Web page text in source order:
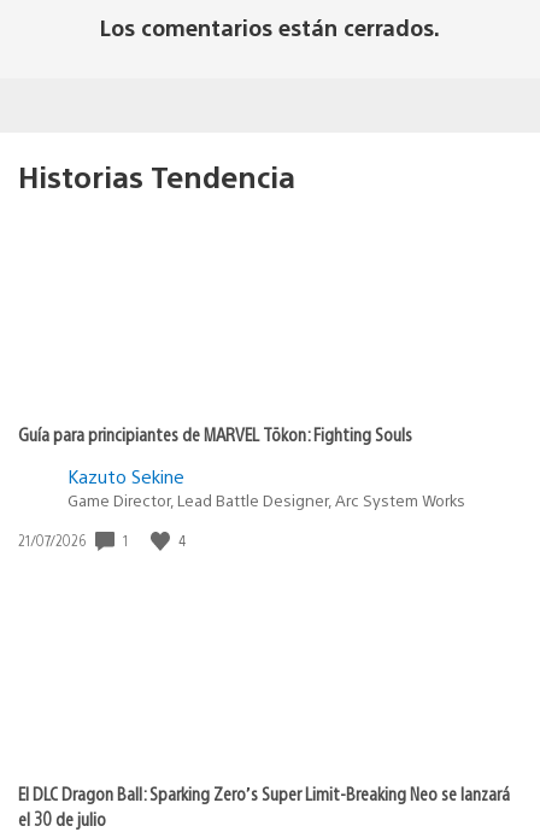
Los comentarios están cerrados.
Historias Tendencia
Guía para principiantes de MARVEL Tōkon: Fighting Souls
Kazuto Sekine
Game Director, Lead Battle Designer, Arc System Works
Fecha
21/07/2026 1 4
El DLC Dragon Ball: Sparking Zero’s Super Limit-Breaking Neo se lanzará
el 30 de julio